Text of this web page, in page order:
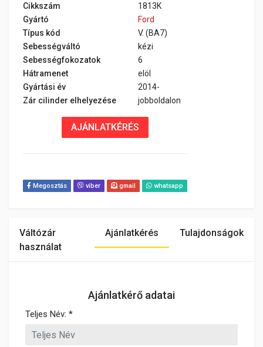
Cikkszám
1813K
Gyártó
Ford
Típus kód
V. (BA7)
Sebességváltó
kézi
Sebességfokozatok
6
Hátramenet
elöl
Gyártási év
2014-
Zár cilinder elhelyezése
jobboldalon
AJÁNLATKÉRÉS
Megosztás viber gmail whatsapp
Váltózár
használat
Ajánlatkérés Tulajdonságok
Ajánlatkérő adatai
Teljes Név: *